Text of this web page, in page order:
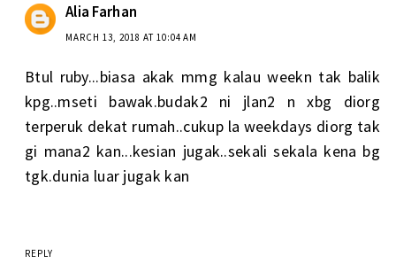
Alia Farhan
MARCH 13, 2018 AT 10:04 AM
Btul ruby...biasa akak mmg kalau weekn tak balik
kpg..mseti bawak.budak2 ni jlan2 n xbg diorg
terperuk dekat rumah..cukup la weekdays diorg tak
gi mana2 kan...kesian jugak..sekali sekala kena bg
tgk.dunia luar jugak kan
REPLY